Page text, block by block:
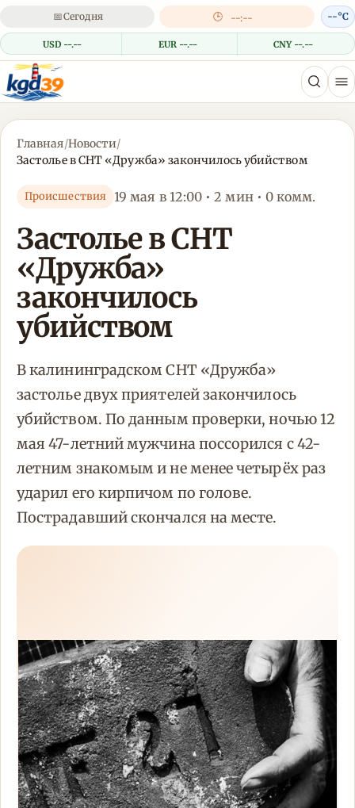
📅Сегодня 🕒 --:--
USD --.-- EUR --.-- CNY --.--
--°C
Главная/Новости/
Застолье в СНТ «Дружба» закончилось убийством
Происшествия 19 мая в 12:00 • 2 мин • 0 комм.
Застолье в СНТ
«Дружба»
закончилось
убийством
В калининградском СНТ «Дружба»
застолье двух приятелей закончилось
убийством. По данным проверки, ночью 12
мая 47-летний мужчина поссорился с 42-
летним знакомым и не менее четырёх раз
ударил его кирпичом по голове.
Пострадавший скончался на месте.